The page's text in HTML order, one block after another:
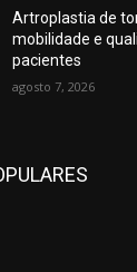
Artroplastia de
mobilidade e
pacientes
agosto 7, 2026